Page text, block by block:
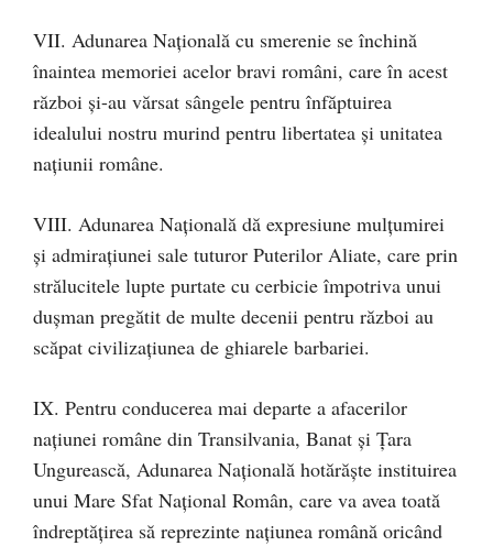
VII. Adunarea Națională cu smerenie se închină
înaintea memoriei acelor bravi români, care în acest
război și-au vărsat sângele pentru înfăptuirea
idealului nostru murind pentru libertatea și unitatea
națiunii române.
VIII. Adunarea Națională dă expresiune mulțumirei
și admirațiunei sale tuturor Puterilor Aliate, care prin
strălucitele lupte purtate cu cerbicie împotriva unui
dușman pregătit de multe decenii pentru război au
scăpat civilizațiunea de ghiarele barbariei.
IX. Pentru conducerea mai departe a afacerilor
națiunei române din Transilvania, Banat și Țara
Ungurească, Adunarea Națională hotărăște instituirea
unui Mare Sfat Național Român, care va avea toată
îndreptățirea să reprezinte națiunea română oricând